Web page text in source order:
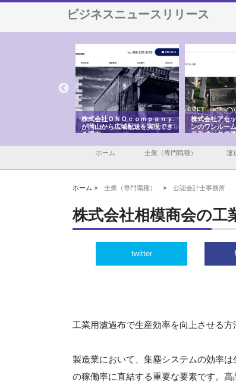
ビジネスニュースリリース
株式会社ＯＮＯｃｏｍｐａｎｙ
が岡山から広域配送を実現でき
株式会社アセットイノベーショ
ンのワンルーム投資で始める資
産形成と老後準備
ホーム 士業（専門職種） 運
ホーム > 士業（専門職種） > 公認会計士事務所
株式会社相模商会の工
twitter
工業用濾過布で生産効率を向上させる方
製造業において、集塵システムの効率
の稼働率に直結する重要な要素です。